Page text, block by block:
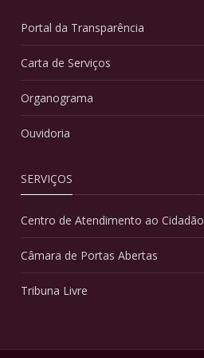
Portal da Transparência
Carta de Serviços
Organograma
Ouvidoria
SERVIÇOS
Centro de Atendimento ao Cidadão
Câmara de Portas Abertas
Tribuna Livre